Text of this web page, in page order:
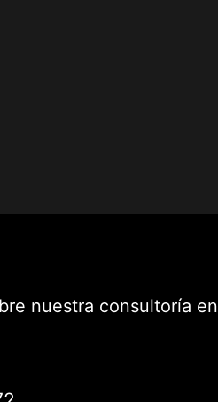
nuestra consultoría en